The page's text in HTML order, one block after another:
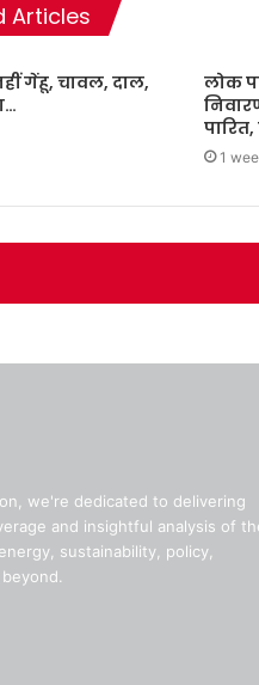
Articles
गेंहू, चावल, दाल,
लोक
1
we're dedicated to delivering
and insightful analysis of
sustainability, policy,